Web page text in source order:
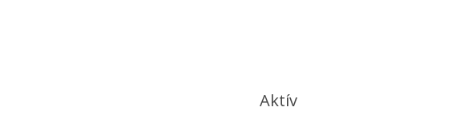
Aktív